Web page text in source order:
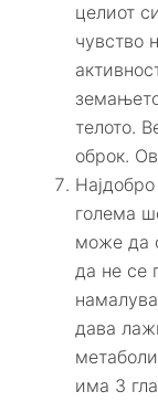
целиот
чувство
телото.
оброк.
голема
може да
да не се
дава
има 3